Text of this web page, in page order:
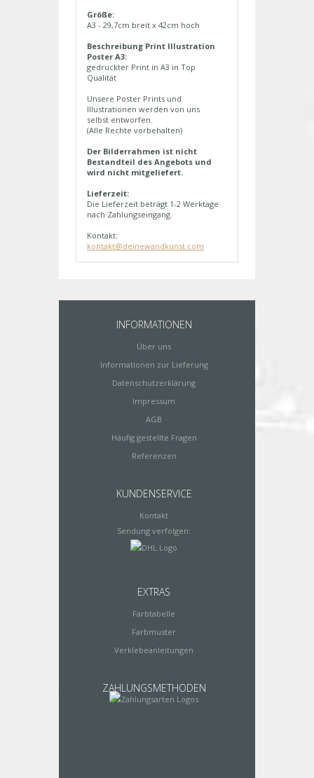
Größe:
A3 - 29,7cm breit x 42cm hoch
Beschreibung Print Illustration
Poster A3:
gedruckter Print in A3 in Top
Qualität
Unsere Poster Prints und
Illustrationen werden von uns
selbst entworfen.
(Alle Rechte vorbehalten)
Der Bilderrahmen ist nicht
Bestandteil des Angebots und
wird nicht mitgeliefert.
Lieferzeit:
Die Lieferzeit beträgt 1-2 Werktage
nach Zahlungseingang.
Kontakt:
kontakt@deinewandkunst.com
INFORMATIONEN
Über uns
Informationen zur Lieferung
Datenschutzerklärung
Impressum
AGB
Häufig gestellte Fragen
Referenzen
KUNDENSERVICE
Kontakt
Sendung verfolgen:
EXTRAS
Farbtabelle
Farbmuster
Verklebeanleitungen
ZAHLUNGSMETHODEN